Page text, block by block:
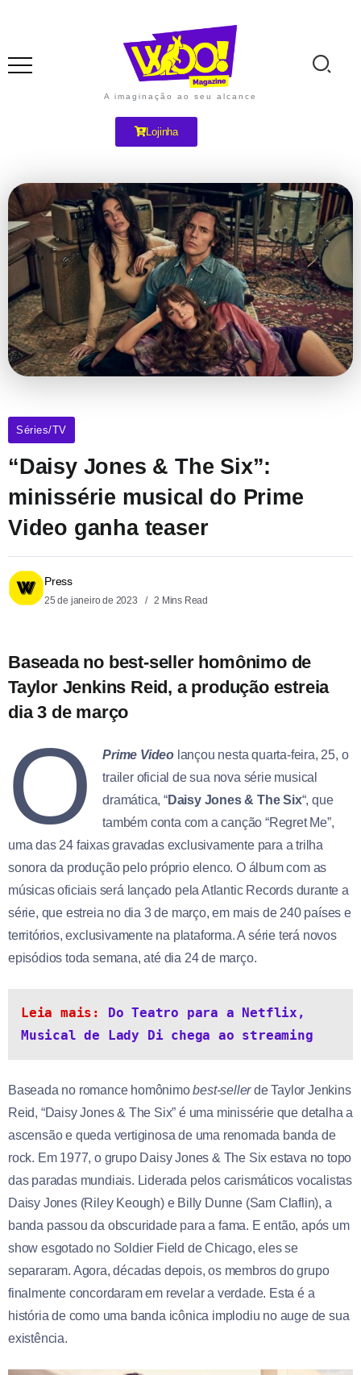
A imaginação ao seu alcance
Lojinha
Séries/TV
“Daisy Jones & The Six”:
minissérie musical do Prime
Video ganha teaser
Press
25 de janeiro de 2023 2 Mins Read
Baseada no best-seller homônimo de
Taylor Jenkins Reid, a produção estreia
dia 3 de março
O Prime Video lançou nesta quarta-feira, 25, o
trailer oficial de sua nova série musical
dramática, “Daisy Jones & The Six“, que
também conta com a canção “Regret Me”,
uma das 24 faixas gravadas exclusivamente para a trilha
sonora da produção pelo próprio elenco. O álbum com as
músicas oficiais será lançado pela Atlantic Records durante a
série, que estreia no dia 3 de março, em mais de 240 países e
territórios, exclusivamente na plataforma. A série terá novos
episódios toda semana, até dia 24 de março.
Leia mais:
Do Teatro para a Netflix,
Musical de Lady Di chega ao streaming
Baseada no romance homônimobest-sellerde Taylor Jenkins
Reid, “Daisy Jones & The Six” é uma minissérie que detalha a
ascensão e queda vertiginosa de uma renomada banda de
rock. Em 1977, o grupo Daisy Jones & The Six estava no topo
das paradas mundiais. Liderada pelos carismáticos vocalistas
Daisy Jones (Riley Keough) e Billy Dunne (Sam Claflin), a
banda passou da obscuridade para a fama. E então, após um
show esgotado no Soldier Field de Chicago, eles se
separaram. Agora, décadas depois, os membros do grupo
finalmente concordaram em revelar a verdade. Esta é a
história de como uma banda icônica implodiu no auge de sua
existência.